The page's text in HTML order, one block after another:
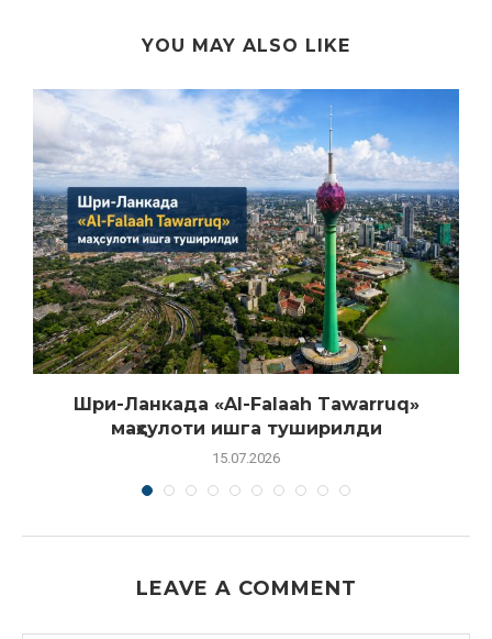
YOU MAY ALSO LIKE
Шри-Ланкада «Al-Falaah Tawarruq»
маҳсулоти ишга туширилди
15.07.2026
LEAVE A COMMENT